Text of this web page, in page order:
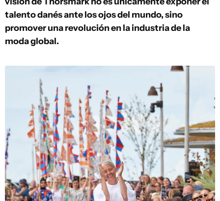
talento danés ante los ojos del mundo, sino
promover una revolución en la industria de la
moda global.